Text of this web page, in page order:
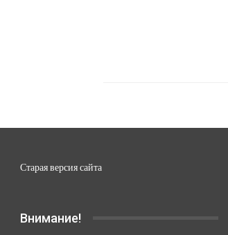
Старая версия сайта
Внимание!